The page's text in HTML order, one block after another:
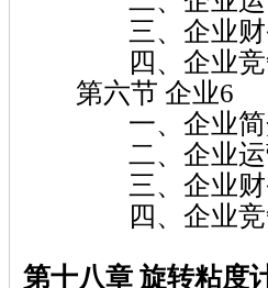
三、企业财
四、企业竞
第六节 企业6
一、企业简
二、企业运
三、企业财
四、企业竞
第十八章 旋转粘度